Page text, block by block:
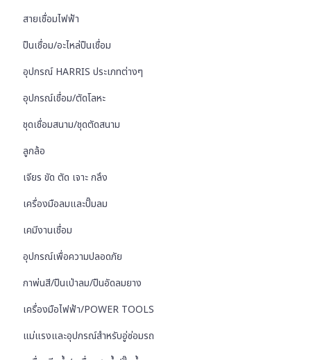
สายเชื่อมไฟฟ้า
ปืนเชื่อม/อะไหล่ปืนเชื่อม
อุปกรณ์ HARRIS ประเภทต่างๆ
อุปกรณ์เชื่อม/ตัดโลหะ
ชุดเชื่อมสนาม/ชุดตัดสนาม
ลูกล้อ
เจียร ขัด ตัด เจาะ กลึง
เครื่องมือลมและปั๊มลม
เคมีงานเชื่อม
อุปกรณ์เพื่อความปลอดภัย
กาพ่นสี/ปืนเป่าลม/ปืนอัดลมยาง
เครื่องมือไฟฟ้า/POWER TOOLS
แม่แรงและอุปกรณ์สำหรับอู่ซ่อมรถ